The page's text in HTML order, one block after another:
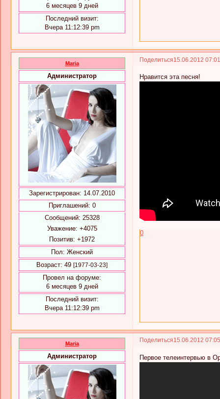
6 месяцев 9 дней
Последний визит:
Вчера 11:12:39 pm
Поделиться15.06.2012
Maria
Администратор
Зарегистрирован: 14.07.2010
Приглашений: 0
Сообщений: 25328
Уважение: +4075
Позитив: +1972
Пол: Женский
Возраст: 49 [1977-03-23]
Провел на форуме:
6 месяцев 9 дней
Последний визит:
Вчера 11:12:39 pm
Нравится эта песня!
0
Поделиться15.06.2012
Maria
Администратор Первое телеинтервью в